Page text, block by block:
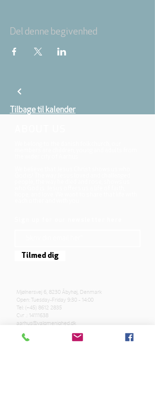
Del denne begivenhed
Tilbage til kalender
Tilmed dig
Mjølnersvej 6, 8230 Åbyhøj, Denmark
Open: Tuesday-Friday 9:30 - 14:00
Tel: (+45) 8612 2835
Cvr .: 14111638
aarhus@valgmenighed.dk